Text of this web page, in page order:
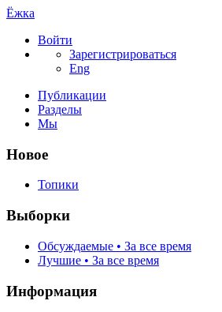
Ёжка
Войти
Зарегистрироваться
Eng
Публикации
Разделы
Мы
Новое
Топики
Выборки
Обсуждаемые • За все время
Лучшие • За все время
Информация